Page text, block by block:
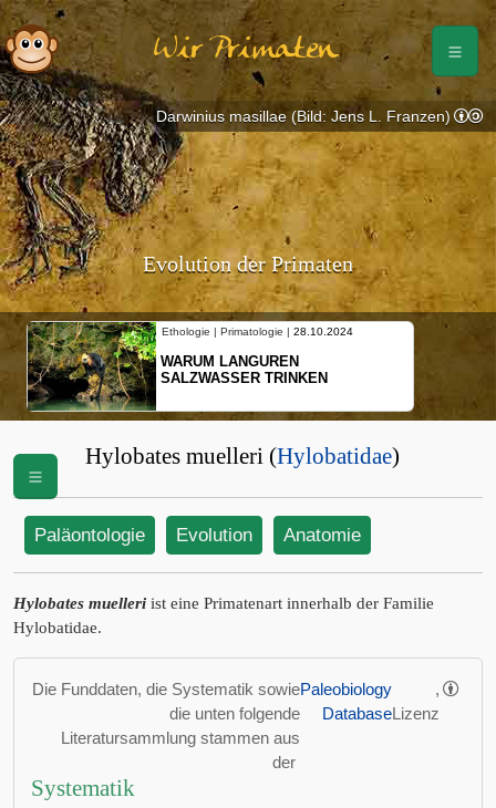
Wir Primaten
Evolution der Primaten
Ethologie | Primatologie | 28.10.2024
WARUM LANGUREN
SALZWASSER TRINKEN
Darwinius masillae (Bild: Jens L. Franzen)
Hylobates muelleri (Hylobatidae)
Paläontologie Evolution Anatomie
Hylobates muelleri ist eine Primatenart innerhalb der Familie
Hylobatidae.
Die Funddaten, die Systematik sowie
die unten folgende
Literatursammlung stammen aus
der
Paleobiology
Database
,
Lizenz
Systematik